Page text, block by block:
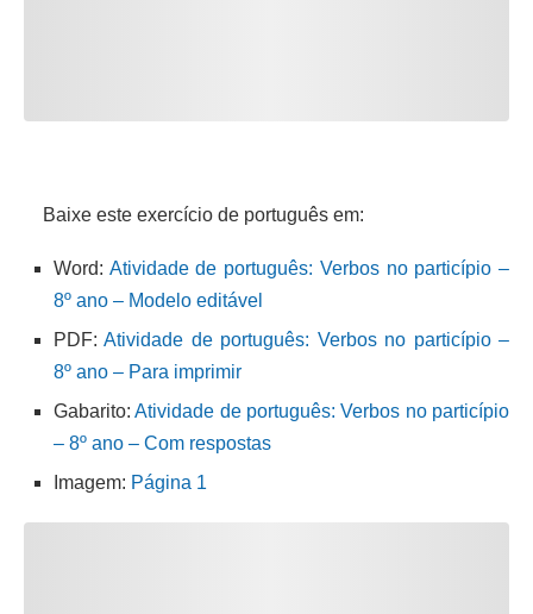
Baixe este exercício de português em:
Word: Atividade de português: Verbos no particípio –
8º ano – Modelo editável
PDF:Atividade de português: Verbos no particípio –
8º ano – Para imprimir
Gabarito:Atividade de português: Verbos no particípio
– 8º ano – Com respostas
Imagem: Página 1